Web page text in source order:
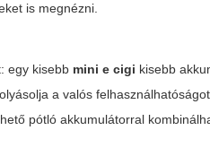
is megnézni.
egy kisebb mini e cigi kisebb
a valós
pótló akkumulátorral